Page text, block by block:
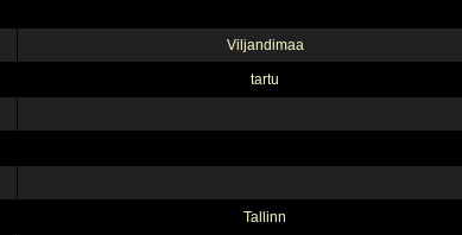
Viljandimaa
tartu
Tallinn